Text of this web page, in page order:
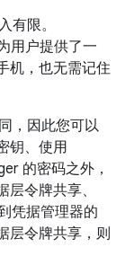
有限。
用户提供了一
机，也无需记住
，因此您可以
钥、使用
的密码之外，
令牌共享、
凭据管理器的
层令牌共享，则